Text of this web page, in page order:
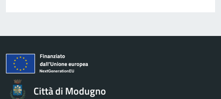
Città di Modugno